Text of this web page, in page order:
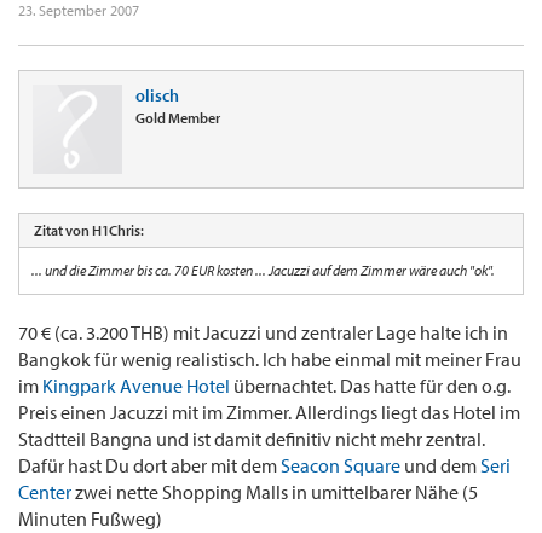
23. September 2007
olisch
Gold Member
Zitat von H1Chris:
... und die Zimmer bis ca. 70 EUR kosten ... Jacuzzi auf dem Zimmer wäre auch "ok".
70 € (ca. 3.200 THB) mit Jacuzzi und zentraler Lage halte ich in
Bangkok für wenig realistisch. Ich habe einmal mit meiner Frau
im Kingpark Avenue Hotel übernachtet. Das hatte für den o.g.
Preis einen Jacuzzi mit im Zimmer. Allerdings liegt das Hotel im
Stadtteil Bangna und ist damit definitiv nicht mehr zentral.
Dafür hast Du dort aber mit demSeacon Square und demSeri
Centerzwei nette Shopping Malls in umittelbarer Nähe (5
Minuten Fußweg)